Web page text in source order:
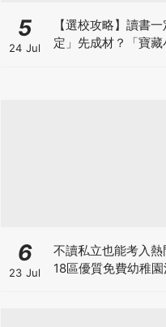
5
24 Jul
【選校攻略】讀書
定」先成材？「寶藏
6
23 Jul
不讀私立也能考入
18區優質免費幼稚園